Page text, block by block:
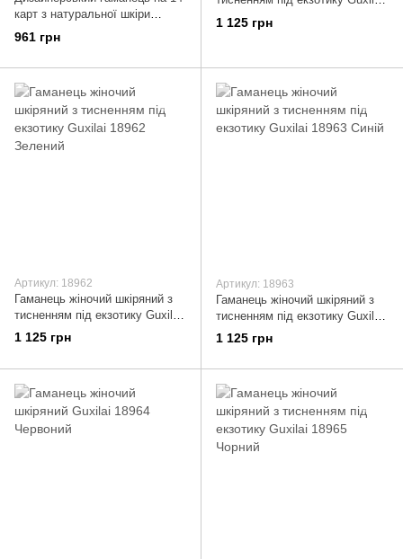
карт з натуральної шкіри
оливкового кольору з
художнім тисненням "Mehendi
961 грн
18960 Коричневий
1 125 грн
Артикул: 18962
Гаманець жіночий шкіряний з
тисненням під екзотику Guxilai
18962 Зелений
1 125 грн
Артикул: 18963
Гаманець жіночий шкіряний з
тисненням під екзотику Guxilai
18963 Синій
1 125 грн